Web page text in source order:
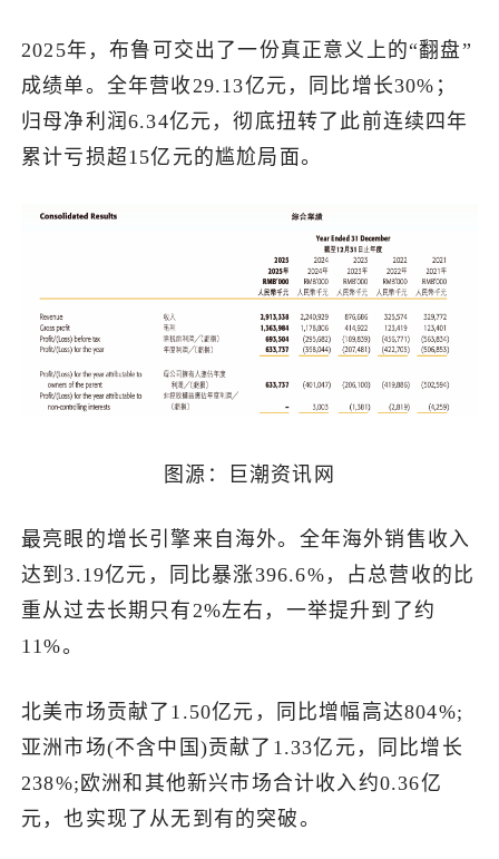
2025年，布鲁可交出了一份真正意义上的“翻盘”
成绩单。全年营收29.13亿元，同比增长30%；
归母净利润6.34亿元，彻底扭转了此前连续四年
累计亏损超15亿元的尴尬局面。
图源：巨潮资讯网
最亮眼的增长引擎来自海外。全年海外销售收入
达到3.19亿元，同比暴涨396.6%，占总营收的比
重从过去长期只有2%左右，一举提升到了约
11%。
北美市场贡献了1.50亿元，同比增幅高达804%;
亚洲市场(不含中国)贡献了1.33亿元，同比增长
238%;欧洲和其他新兴市场合计收入约0.36亿
元，也实现了从无到有的突破。